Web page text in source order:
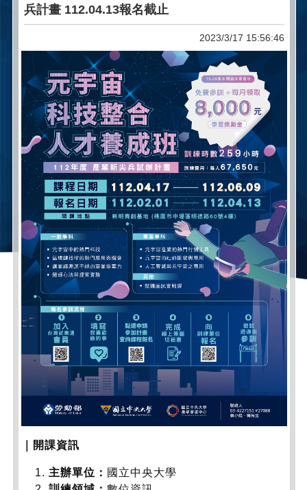
兵計畫 112.04.13報名截止
2023/3/17 15:56:46
｜開課資訊
主辦單位： 國立中央大學